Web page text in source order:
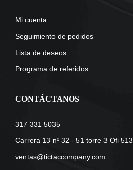
Mi cuenta
Seguimiento de pedidos
Lista de deseos
Programa de referidos
CONTÁCTANOS
317 331 5035
Carrera 13 nº 32 - 51 torre 3 Ofi 513
ventas@tictaccompany.com